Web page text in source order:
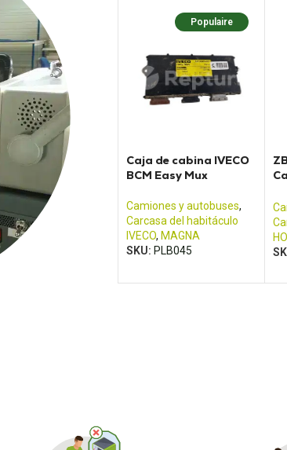
Populaire
Caja de cabina IVECO
BCM Easy Mux
Camiones y autobuses,
Carcasa del habitáculo
IVECO, MAGNA
SKU: PLB045